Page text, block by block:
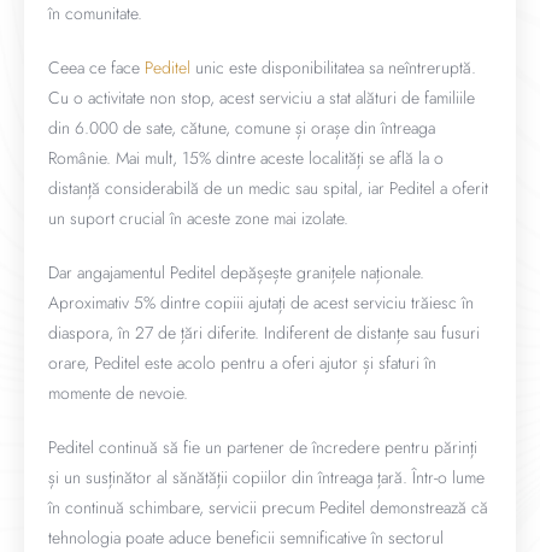
în comunitate.
Ceea ce face Peditel unic este disponibilitatea sa neîntreruptă.
Cu o activitate non stop, acest serviciu a stat alături de familiile
din 6.000 de sate, cătune, comune și orașe din întreaga
Românie. Mai mult, 15% dintre aceste localități se află la o
distanță considerabilă de un medic sau spital, iar Peditel a oferit
un suport crucial în aceste zone mai izolate.
Dar angajamentul Peditel depășește granițele naționale.
Aproximativ 5% dintre copiii ajutați de acest serviciu trăiesc în
diaspora, în 27 de țări diferite. Indiferent de distanțe sau fusuri
orare, Peditel este acolo pentru a oferi ajutor și sfaturi în
momente de nevoie.
Peditel continuă să fie un partener de încredere pentru părinți
și un susținător al sănătății copiilor din întreaga țară. Într-o lume
în continuă schimbare, servicii precum Peditel demonstrează că
tehnologia poate aduce beneficii semnificative în sectorul